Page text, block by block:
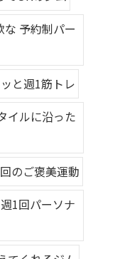
予約制パー
と週1筋トレ
イルに沿った
のご褒美運動
1回パーソナ